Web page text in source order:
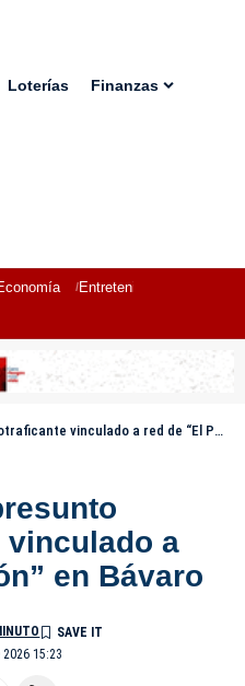
Loterías Finanzas
Entretenimiento
vinculado a red de “El Patrón” en Bávaro
a
en Bávaro
15:23